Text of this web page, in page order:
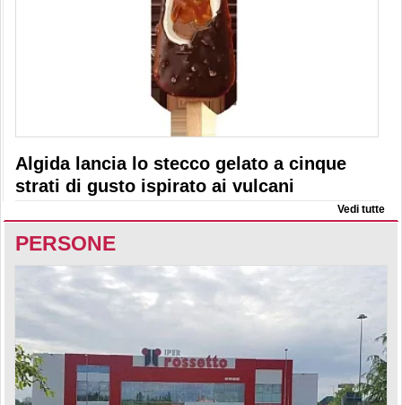
Algida lancia lo stecco gelato a cinque
strati di gusto ispirato ai vulcani
Vedi tutte
PERSONE